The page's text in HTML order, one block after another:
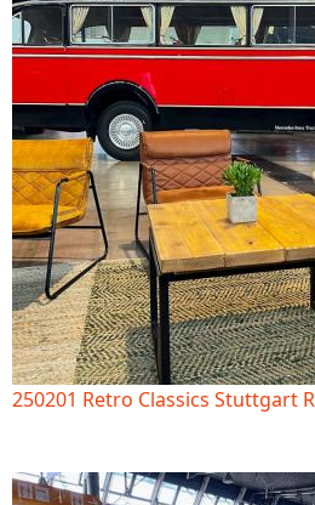
250201 Retro Classics Stuttgart